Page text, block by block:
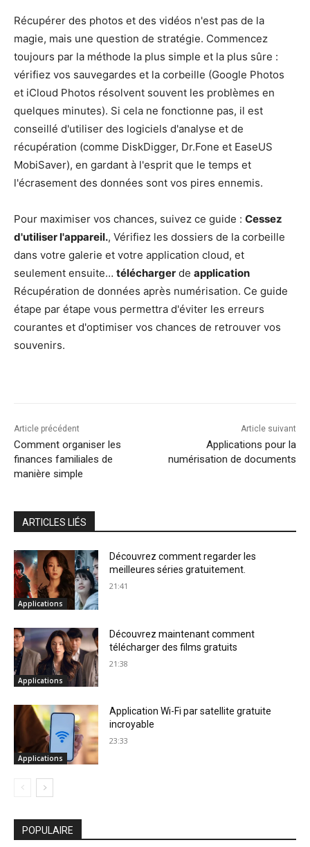
Récupérer des photos et des vidéos n'est pas de la
magie, mais une question de stratégie. Commencez
toujours par la méthode la plus simple et la plus sûre :
vérifiez vos sauvegardes et la corbeille (Google Photos
et iCloud Photos résolvent souvent les problèmes en
quelques minutes). Si cela ne fonctionne pas, il est
conseillé d'utiliser des logiciels d'analyse et de
récupération (comme DiskDigger, Dr.Fone et EaseUS
MobiSaver), en gardant à l'esprit que le temps et
l'écrasement des données sont vos pires ennemis.
Pour maximiser vos chances, suivez ce guide : Cessez
d'utiliser l'appareil., Vérifiez les dossiers de la corbeille
dans votre galerie et votre application cloud, et
seulement ensuite… télécharger de application
Récupération de données après numérisation. Ce guide
étape par étape vous permettra d'éviter les erreurs
courantes et d'optimiser vos chances de retrouver vos
souvenirs.
Article précédent
Comment organiser les
finances familiales de
manière simple
Article suivant
Applications pour la
numérisation de documents
ARTICLES LIÉS
Applications
Découvrez comment regarder les
meilleures séries gratuitement.
21:41
Applications
Découvrez maintenant comment
télécharger des films gratuits
21:38
Applications
Application Wi-Fi par satellite gratuite
incroyable
23:33
POPULAIRE